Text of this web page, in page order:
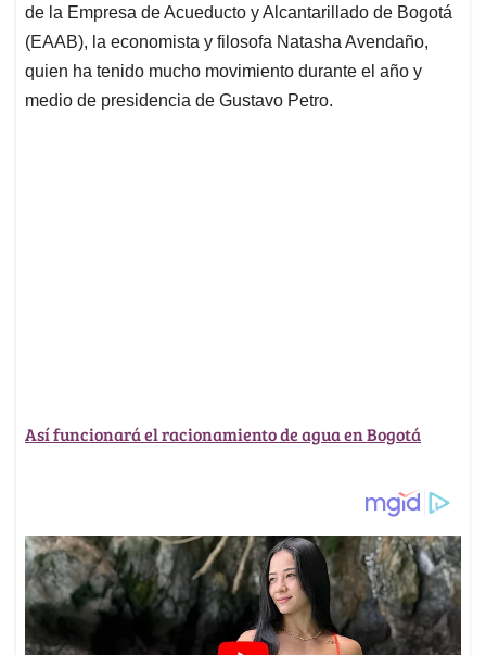
de la Empresa de Acueducto y Alcantarillado de Bogotá
(EAAB), la economista y filosofa Natasha Avendaño,
quien ha tenido mucho movimiento durante el año y
medio de presidencia de Gustavo Petro.
Así funcionará el racionamiento de agua en Bogotá